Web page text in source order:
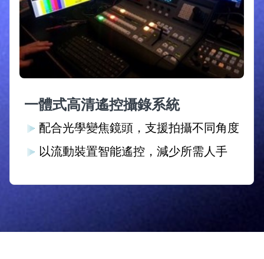
一體式高清遙控攝錄系統
配合光學變焦鏡頭，支援拍攝不同角度
以流動裝置智能遙控，減少所需人手